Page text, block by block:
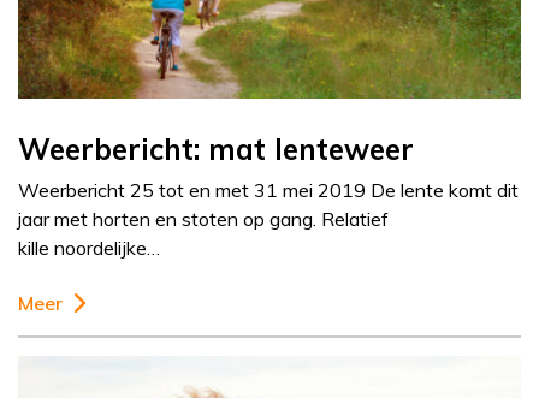
Weerbericht: mat lenteweer
Weerbericht 25 tot en met 31 mei 2019 De lente komt dit
jaar met horten en stoten op gang. Relatief
kille noordelijke…
Meer